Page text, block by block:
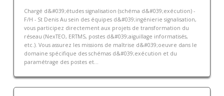
Chargé d&#039;études signalisation (schéma d&#039;exécution) -
F/H - St Denis Au sein des équipes d&#039;ingénierie signalisation,
vous participez directement aux projets de transformation du
réseau (NexTEO, ERTMS, postes d&#039;aiguillage informatisés,
etc.). Vous assurez les missions de maîtrise d&#039;oeuvre dans le
domaine spécifique des schémas d&#039;exécution et du
paramétrage des postes et...